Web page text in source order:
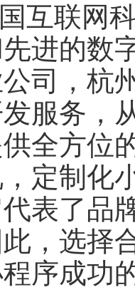
互联网
进的数
司，杭
服务，
供全方位
定制化
表了品
，选择
序成功